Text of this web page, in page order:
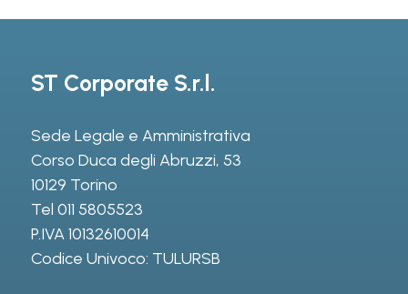
ST Corporate S.r.l.
Sede Legale e Amministrativa
Corso Duca degli Abruzzi, 53
10129 Torino
Tel 011 5805523
P.IVA 10132610014
Codice Univoco: TULURSB